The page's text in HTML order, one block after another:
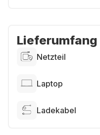
Lieferumfang
Netzteil
Laptop
Ladekabel